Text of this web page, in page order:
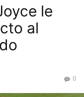
le
al
0